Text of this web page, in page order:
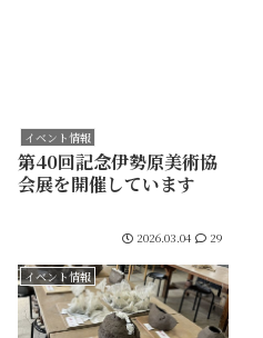
イベント情報
第40回記念伊勢原美術協
会展を開催しています
2026.03.04 29
イベント情報